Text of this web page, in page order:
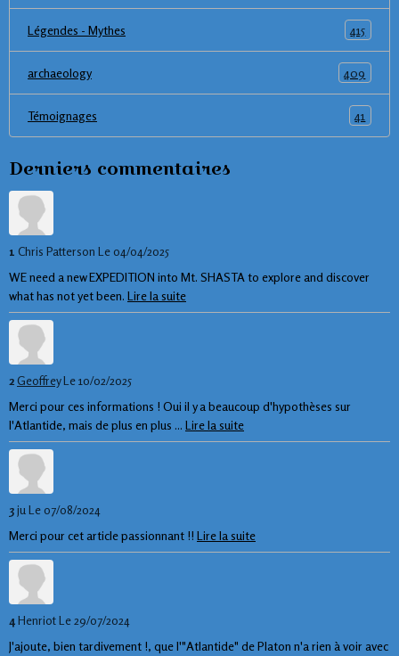
Légendes - Mythes 415
archaeology 409
Témoignages 41
Derniers commentaires
1 Chris Patterson Le 04/04/2025
WE need a new EXPEDITION into Mt. SHASTA to explore and discover
what has not yet been. Lire la suite
2GeoffreyLe 10/02/2025
Merci pour ces informations ! Oui il y a beaucoup d'hypothèses sur
l'Atlantide, mais de plus en plus ... Lire la suite
3juLe 07/08/2024
Merci pour cet article passionnant !! Lire la suite
4HenriotLe 29/07/2024
J'ajoute, bien tardivement !, que l'"Atlantide" de Platon n'a rien à voir avec